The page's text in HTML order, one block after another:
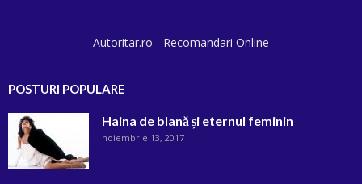
Autoritar.ro - Recomandari Online
POSTURI POPULARE
Haina de blană și eternul feminin
noiembrie 13, 2017